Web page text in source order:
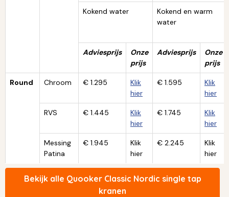
Kokend water
Kokend en warm
water
Adviesprijs
Onze
prijs
Adviesprijs
Onze
prijs
Round Chroom € 1.295
Klik
hier
€ 1.595
Klik
hier
RVS € 1.445
Klik
hier
€ 1.745
Klik
hier
Messing
Patina
€ 1.945
Klik
hier
€ 2.245
Klik
hier
Bekijk alle Quooker Classic Nordic single tap
kranen